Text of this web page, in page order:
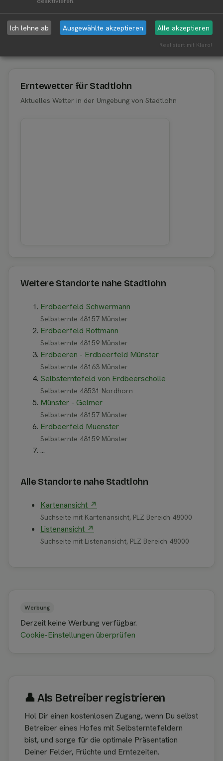
Erntewetter für Stadtlohn
Aktuelles Wetter in der Umgebung von Stadtlohn
Weitere Standorte nahe Stadtlohn
Erdbeerfeld Schwermann
Selbsternte 48157 Münster
Erdbeerfeld Rottmann
Selbsternte 48159 Münster
Erdbeeren - Erdbeerfeld Münster
Selbsternte 48163 Münster
Selbsterntefeld von Erdbeerscholle
Selbsternte 48531 Nordhorn
Münster - Gelmer
Selbsternte 48157 Münster
Erdbeerfeld Muenster
Selbsternte 48159 Münster
...
Alle Standorte nahe Stadtlohn
Kartenansicht ↗
Suchseite mit Kartenansicht, PLZ Bereich 48000
Listenansicht ↗
Suchseite mit Listenansicht, PLZ Bereich 48000
Werbung
Derzeit keine Werbung verfügbar.
Cookie-Einstellungen überprüfen
👤︎ Als Betreiber registrieren
Hol Dir einen kostenlosen Zugang, wenn Du selbst
Betreiber eines Hofes mit Selbsterntefeldern
bist, und sorge für die optimale Präsentation
Deiner Felder, Früchte und Erntezeiten.
Ich lehne ab Ausgewählte akzeptieren Alle akzeptieren
Realisiert mit Klaro!